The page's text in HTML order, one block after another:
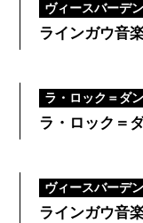
ヴィースバーデ
ラインガウ音
ラ・ロック＝ダ
ラ・ロック＝
ヴィースバーデ
ラインガウ音